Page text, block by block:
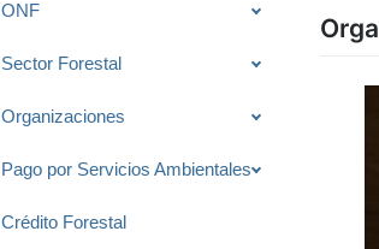
ONF
Sector Forestal
Organizaciones
Pago por Servicios Ambientales
Crédito Forestal